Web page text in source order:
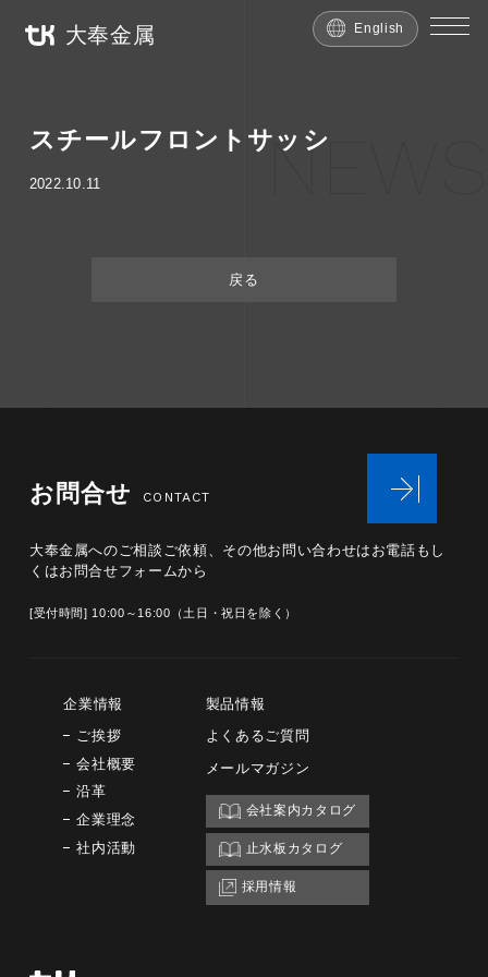
大奉金属 English
スチールフロントサッシ
2022.10.11 NEWS
戻る
お問合せ CONTACT
大奉金属へのご相談ご依頼、その他お問い合わせは お電話もし
くはお問合せフォームから
[受付時間] 10:00～16:00（土日・祝日を除く）
企業情報
ご挨拶
会社概要
沿革
企業理念
社内活動
製品情報
よくあるご質問
メールマガジン
会社案内カタログ
止水板カタログ
採用情報